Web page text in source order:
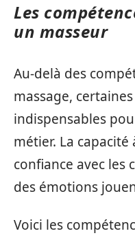
Les
un masseur
Au-delà des
massage,
indispensables
métier. La
confiance avec les
des émotions
Voici les